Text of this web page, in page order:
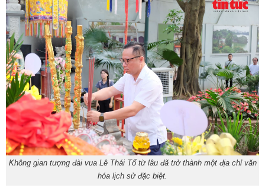
Không gian tượng đài vua Lê Thái Tổ từ lâu đã trở thành một địa chỉ văn
hóa lịch sử đặc biệt.